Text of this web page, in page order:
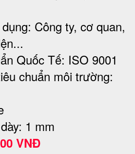
Công ty, cơ quan,
Quốc Tế: ISO 9001
chuẩn môi trường:
1 mm
VNĐ